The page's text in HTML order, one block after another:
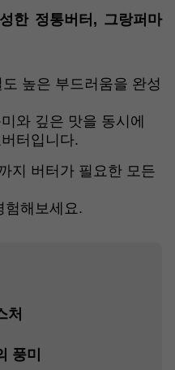
한 정통버터, 그랑퍼마
높은 부드러움을 완성
와 깊은 맛을 동시에
터입니다.
지 버터가 필요한 모든
험해보세요.
처
풍미